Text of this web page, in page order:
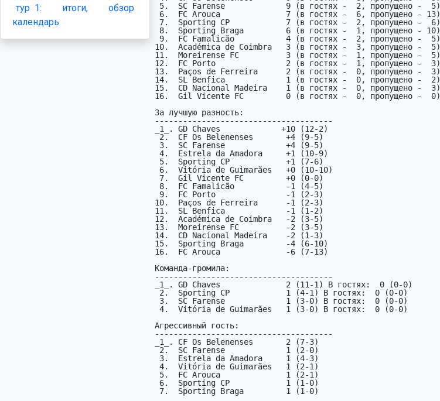
тур1: итоги,
обзор
календарь
10.  Académica de Coimbra   3 (в гостях -  3, пропущено -  5)
11.  Moreirense FC          3 (в гостях -  1, пропущено -  5)
12.  FC Porto               2 (в гостях -  1, пропущено -  3)
13.  Paços de Ferreira      2 (в гостях -  0, пропущено -  3)
14.  SL Benfica             1 (в гостях -  0, пропущено -  2)
15.  CD Nacional Madeira    1 (в гостях -  0, пропущено -  3)
16.  Gil Vicente FC         0 (в гостях -  0, пропущено -  0)
За лучшую разность:
--------------------------------------
_1_. GD Chaves             +10 (12-2)
10.  Paços de Ferreira      -1 (2-3)
11.  SL Benfica             -1 (1-2)
12.  Académica de Coimbra   -2 (3-5)
13.  Moreirense FC          -2 (3-5)
14.  CD Nacional Madeira    -2 (1-3)
15.  Sporting Braga         -4 (6-10)
16.  FC Arouca              -6 (7-13)
Команда-громила:
--------------------------------------
_1_. GD Chaves              2 (11-1) В гостях:  0 (0-0)
Агрессивный гость:
--------------------------------------
_1_. CF Os Belenenses       2 (7-3)